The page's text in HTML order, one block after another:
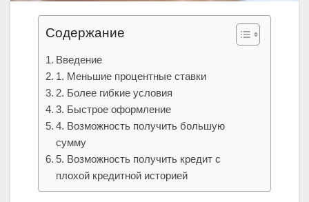
Содержание
Введение
1. Меньшие процентные ставки
2. Более гибкие условия
3. Быстрое оформление
4. Возможность получить большую
сумму
5. Возможность получить кредит с
плохой кредитной историей